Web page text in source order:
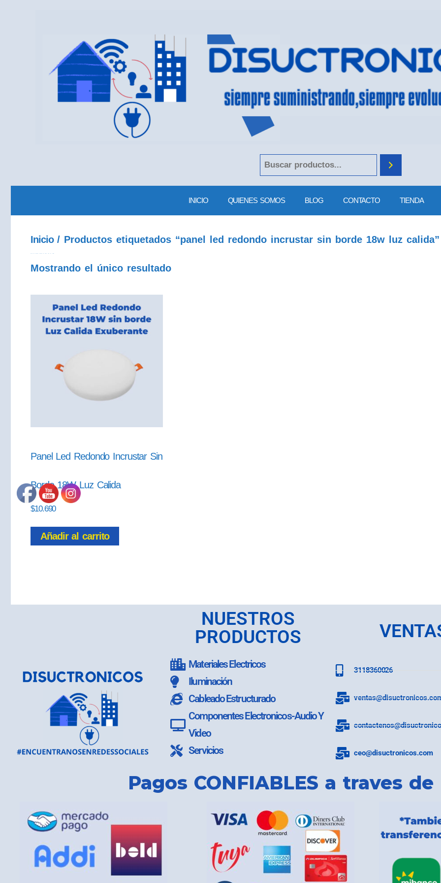
INICIO QUIENES SOMOS BLOG CONTACTO TIENDA
Inicio/ Productos etiquetados “panel led redondo incrustar sin borde 18w luz calida”
Mostrando el único resultado
Panel Led Redondo Incrustar Sin
Borde 18W Luz Calida
$10.690
Añadir al carrito
NUESTROS
PRODUCTOS
Materiales Electricos
Iluminación
Cableado Estructurado
Componentes Electronicos-Audio Y
Video
Servicios
3118360026
ceo@disuctronicos.com
Pagos CONFIABLES a traves de